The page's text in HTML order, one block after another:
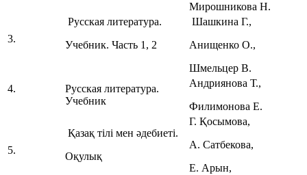
Мирошникова Н.
3.
Русская литература.
Учебник. Часть 1, 2
Шашкина Г.,
Анищенко О.,
Шмельцер В.
4.
Русская литература.
Учебник
Андриянова Т.,
Филимонова Е.
5.
Қазақ тілі мен әдебиеті.
Оқулық
Г. Қосымова,
А. Сатбекова,
Е. Арын,